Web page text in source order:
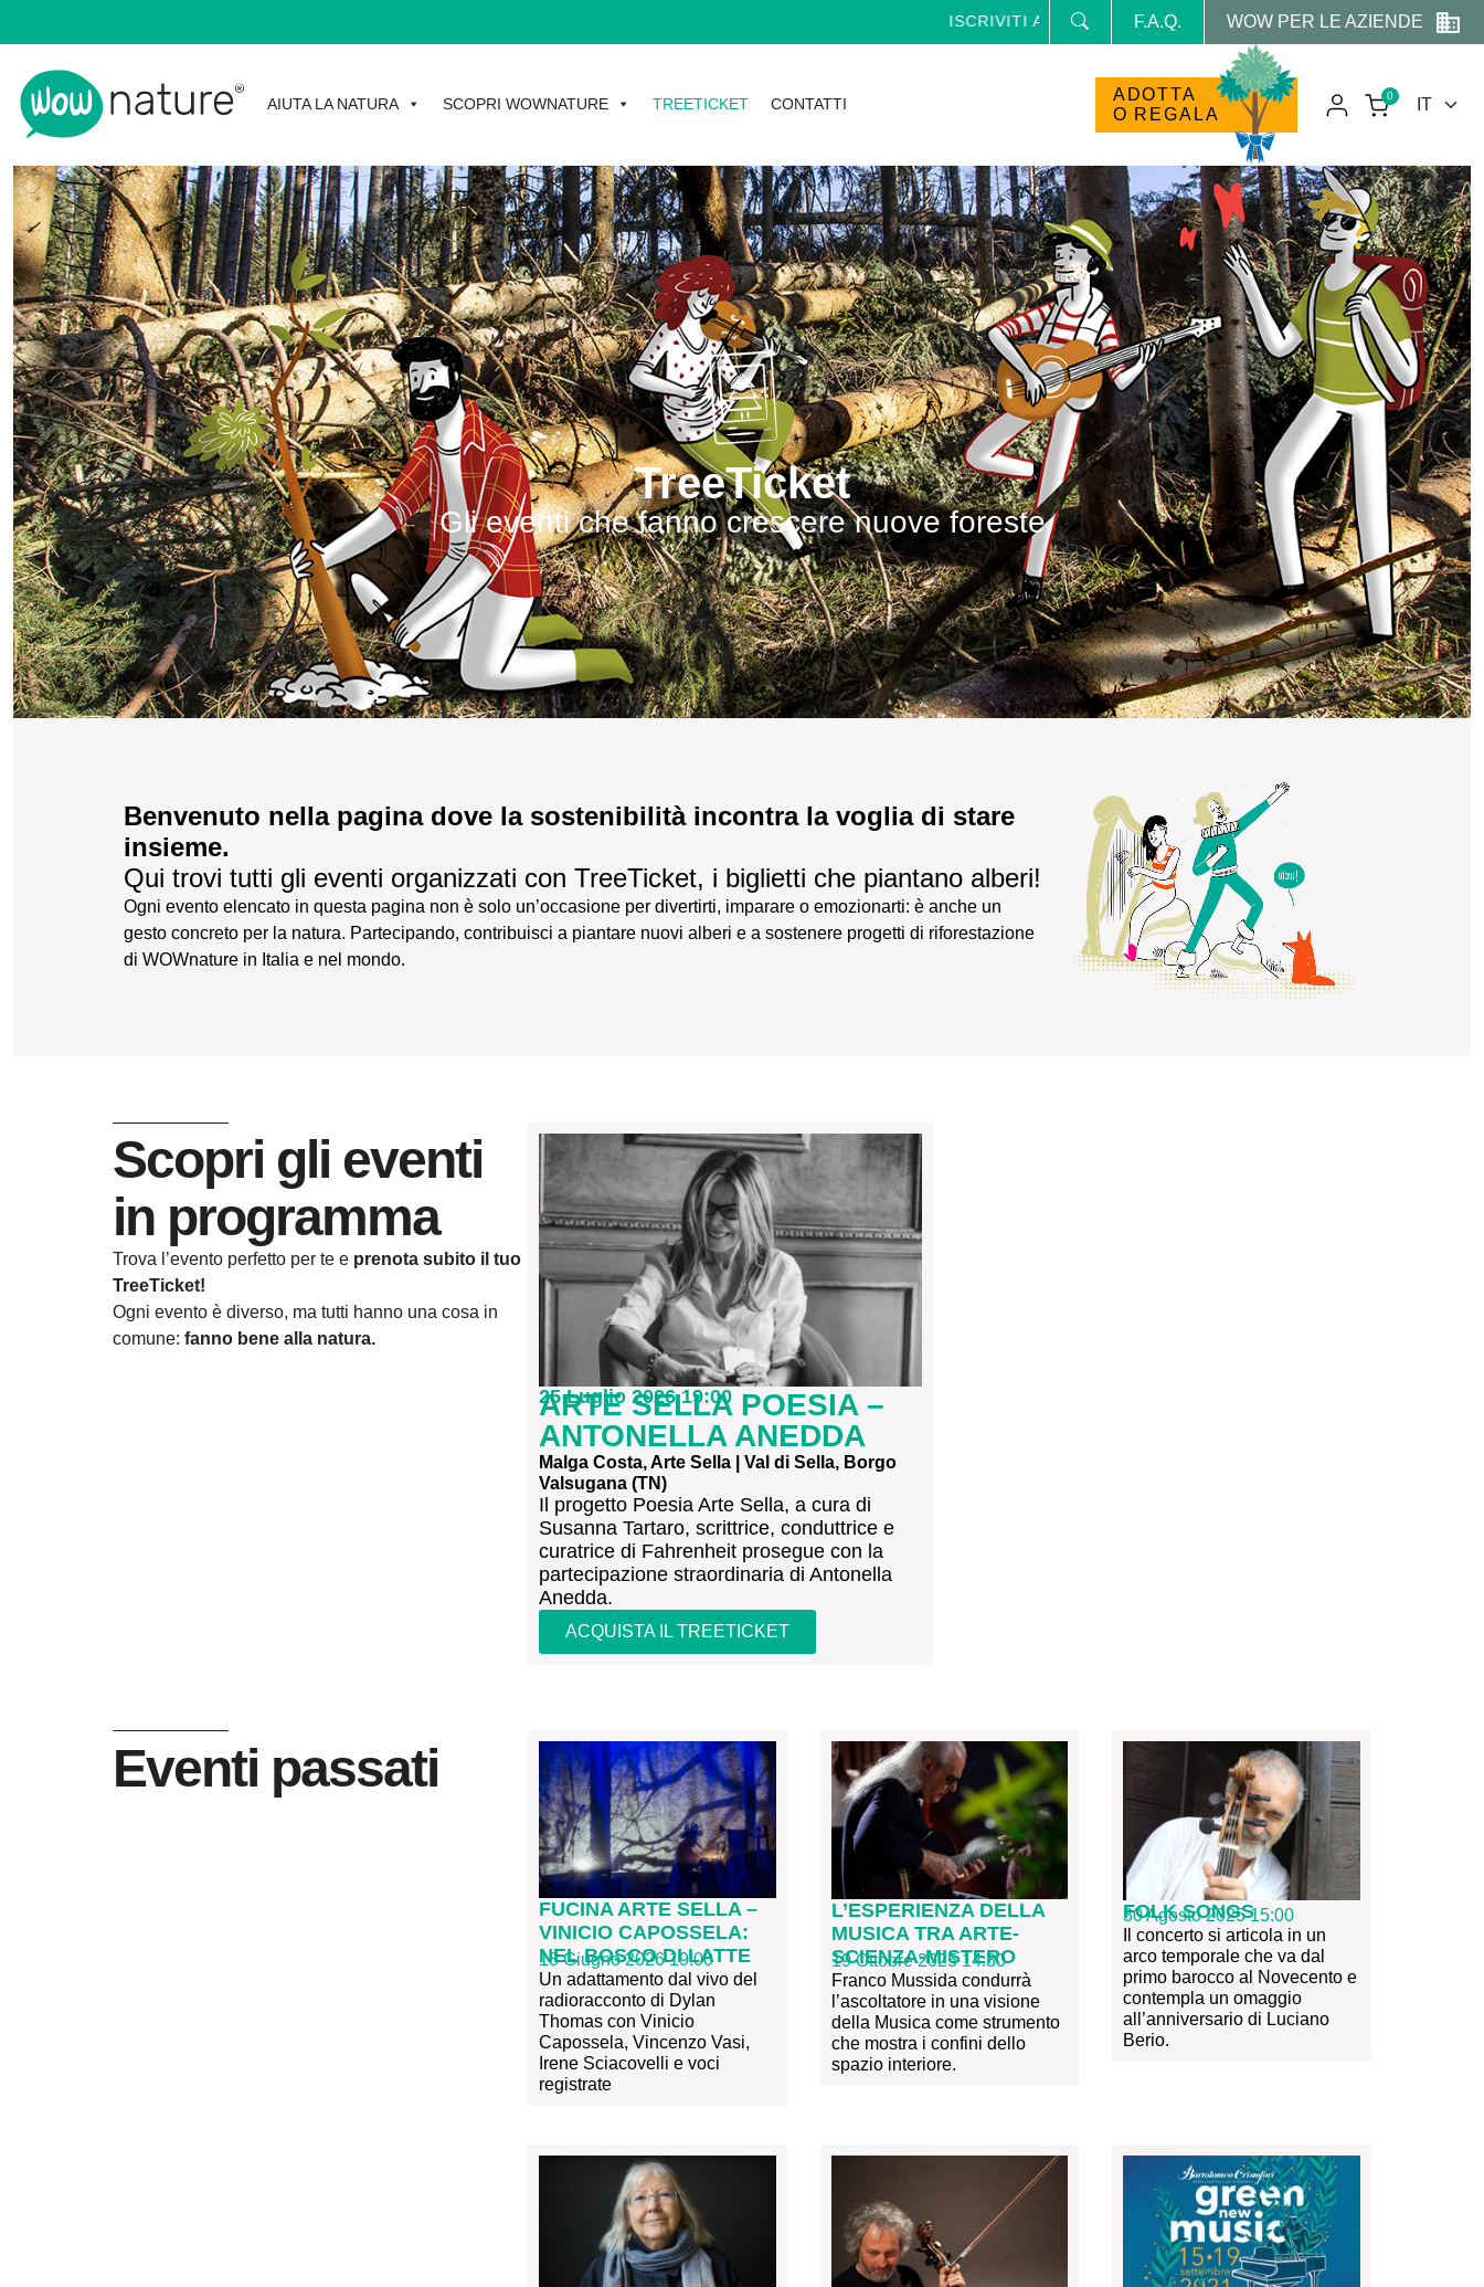
ISCRIVITI ALLA NEWSLETTER E RICEVI NEWS E PROMO RISERVATE
F.A.Q. WOW PER LE AZIENDE
AIUTA LA NATURA SCOPRI WOWNATURE TREETICKET CONTATTI
ADOTTA
O REGALA
0
TreeTicket
gli eventi che fanno crescere nuove foreste
Benvenuto nella pagina dove la sostenibilità incontra la voglia di stare
insieme.
Qui trovi tutti gli eventi organizzati con TreeTicket, i biglietti che piantano alberi!
Ogni evento elencato in questa pagina non è solo un’occasione per divertirti, imparare o emozionarti: è anche un
gesto concreto per la natura. Partecipando, contribuisci a piantare nuovi alberi e a sostenere progetti di riforestazione
di WOWnature in Italia e nel mondo.
Scopri gli eventi
in programma
Trova l’evento perfetto per te e prenota subito il tuo
TreeTicket!
Ogni evento è diverso, ma tutti hanno una cosa in
comune: fanno bene alla natura.
25 Luglio 2026 19:00
ARTE SELLA POESIA –
ANTONELLA ANEDDA
Malga Costa, Arte Sella | Val di Sella, Borgo
Valsugana (TN)
Il progetto Poesia Arte Sella, a cura di
Susanna Tartaro, scrittrice, conduttrice e
curatrice di Fahrenheit prosegue con la
partecipazione straordinaria di Antonella
Anedda.
ACQUISTA IL TREETICKET
Eventi passati
FUCINA ARTE SELLA –
VINICIO CAPOSSELA:
NEL BOSCO DI LATTE
18 Giugno 2026 19:00
Un adattamento dal vivo del
radioracconto di Dylan
Thomas con Vinicio
Capossela, Vincenzo Vasi,
Irene Sciacovelli e voci
registrate
L’ESPERIENZA DELLA
MUSICA TRA ARTE-
SCIENZA-MISTERO
19 Ottobre 2025 14:30
Franco Mussida condurrà
l’ascoltatore in una visione
della Musica come strumento
che mostra i confini dello
spazio interiore.
FOLK SONGS
30 Agosto 2025 15:00
Il concerto si articola in un
arco temporale che va dal
primo barocco al Novecento e
contempla un omaggio
all’anniversario di Luciano
Berio.